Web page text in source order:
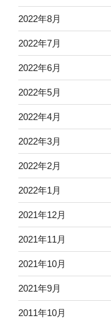
2022年8月
2022年7月
2022年6月
2022年5月
2022年4月
2022年3月
2022年2月
2022年1月
2021年12月
2021年11月
2021年10月
2021年9月
2011年10月